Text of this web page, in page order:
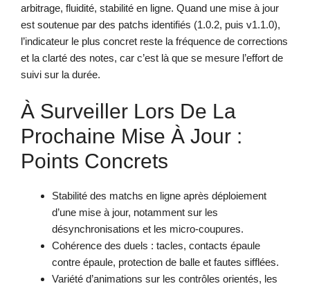
arbitrage, fluidité, stabilité en ligne. Quand une mise à jour
est soutenue par des patchs identifiés (1.0.2, puis v1.1.0),
l’indicateur le plus concret reste la fréquence de corrections
et la clarté des notes, car c’est là que se mesure l’effort de
suivi sur la durée.
À Surveiller Lors De La
Prochaine Mise À Jour :
Points Concrets
Stabilité des matchs en ligne après déploiement
d’une mise à jour, notamment sur les
désynchronisations et les micro-coupures.
Cohérence des duels : tacles, contacts épaule
contre épaule, protection de balle et fautes sifflées.
Variété d’animations sur les contrôles orientés, les